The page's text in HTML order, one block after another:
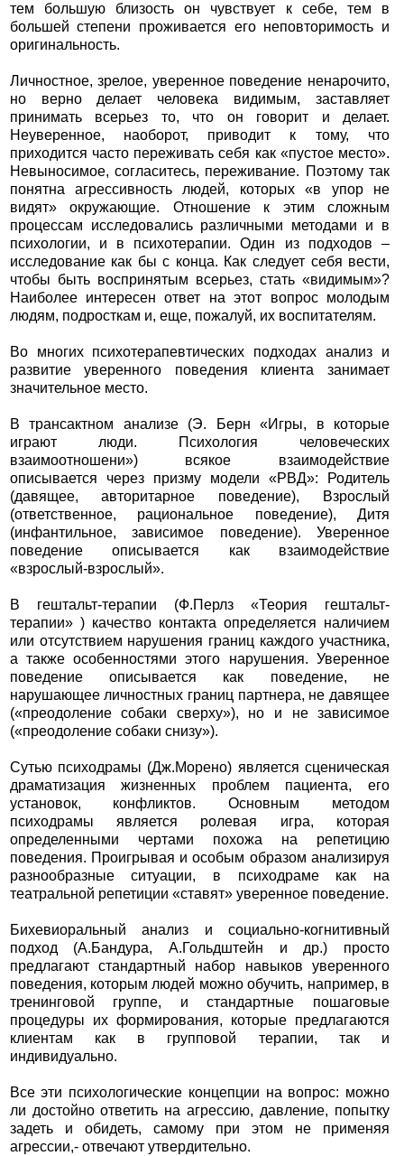
тем большую близость он чувствует к себе, тем в
большей степени проживается его неповторимость и
оригинальность.
Личностное, зрелое, уверенное поведение ненарочито,
но верно делает человека видимым, заставляет
принимать всерьез то, что он говорит и делает.
Неуверенное, наоборот, приводит к тому, что
приходится часто переживать себя как «пустое место».
Невыносимое, согласитесь, переживание. Поэтому так
понятна агрессивность людей, которых «в упор не
видят» окружающие. Отношение к этим сложным
процессам исследовались различными методами и в
психологии, и в психотерапии. Один из подходов –
исследование как бы с конца. Как следует себя вести,
чтобы быть воспринятым всерьез, стать «видимым»?
Наиболее интересен ответ на этот вопрос молодым
людям, подросткам и, еще, пожалуй, их воспитателям.
Во многих психотерапевтических подходах анализ и
развитие уверенного поведения клиента занимает
значительное место.
В трансактном анализе (Э. Берн «Игры, в которые
играют люди. Психология человеческих
взаимоотношени») всякое взаимодействие
описывается через призму модели «РВД»: Родитель
(давящее, авторитарное поведение), Взрослый
(ответственное, рациональное поведение), Дитя
(инфантильное, зависимое поведение). Уверенное
поведение описывается как взаимодействие
«взрослый-взрослый».
В гештальт-терапии (Ф.Перлз «Теория гештальт-
терапии» ) качество контакта определяется наличием
или отсутствием нарушения границ каждого участника,
а также особенностями этого нарушения. Уверенное
поведение описывается как поведение, не
нарушающее личностных границ партнера, не давящее
(«преодоление собаки сверху»), но и не зависимое
(«преодоление собаки снизу»).
Сутью психодрамы (Дж.Морено) является сценическая
драматизация жизненных проблем пациента, его
установок, конфликтов. Основным методом
психодрамы является ролевая игра, которая
определенными чертами похожа на репетицию
поведения. Проигрывая и особым образом анализируя
разнообразные ситуации, в психодраме как на
театральной репетиции «ставят» уверенное поведение.
Бихевиоральный анализ и социально-когнитивный
подход (А.Бандура, А.Гольдштейн и др.) просто
предлагают стандартный набор навыков уверенного
поведения, которым людей можно обучить, например, в
тренинговой группе, и стандартные пошаговые
процедуры их формирования, которые предлагаются
клиентам как в групповой терапии, так и
индивидуально.
Все эти психологические концепции на вопрос: можно
ли достойно ответить на агрессию, давление, попытку
задеть и обидеть, самому при этом не применяя
агрессии,- отвечают утвердительно.